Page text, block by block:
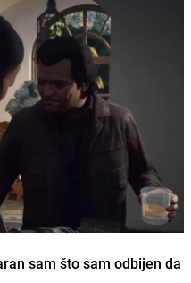
sam što sam odbijen da